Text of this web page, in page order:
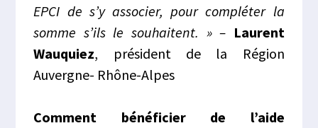
EPCI de s’y associer, pour compléter la
somme s’ils le souhaitent. » – Laurent
Wauquiez, président de la Région
Auvergne- Rhône-Alpes
Comment bénéficier de l’aide